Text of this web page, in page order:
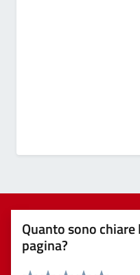
Quanto sono
pagina?